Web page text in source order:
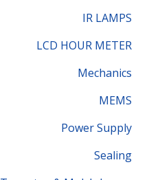
IR LAMPS
LCD HOUR METER
Mechanics
MEMS
Power Supply
Sealing